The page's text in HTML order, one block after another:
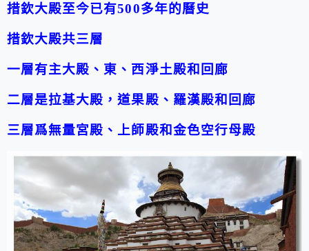
措欽大殿至今已有500多年的曆史
措欽大殿共三層
一層有主大殿、東、西淨土殿和回廊
二層是拉基大殿，道果殿、羅漢殿和回廊
三層爲無量宮殿、上師殿和金色空行母殿